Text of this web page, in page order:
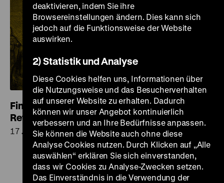
Finnlands Geschichte: Wendepunkt
Reformation
17.00 Uhr
deaktivieren, indem Sie ihre
Browsereinstellungen ändern. Dies kann sich
jedoch auf die Funktionsweise der Website
auswirken.
2) Statistik und Analyse
Diese Cookies helfen uns, Informationen über
die Nutzungsweise und das Besucherverhalten
auf unserer Website zu erhalten. Dadurch
können wir unser Angebot kontinuierlich
verbessern und an Ihre Bedürfnisse anpassen.
Sie können die Website auch ohne diese
Analyse Cookies nutzen. Durch Klicken auf „Alle
auswählen“ erklären Sie sich einverstanden,
dass wir Cookies zu Analyse-Zwecken setzen.
Das Einverständnis in die Verwendung der